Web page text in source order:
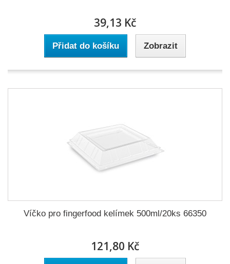
39,13 Kč
Přidat do košíku Zobrazit
Víčko pro fingerfood kelímek 500ml/20ks 66350
121,80 Kč